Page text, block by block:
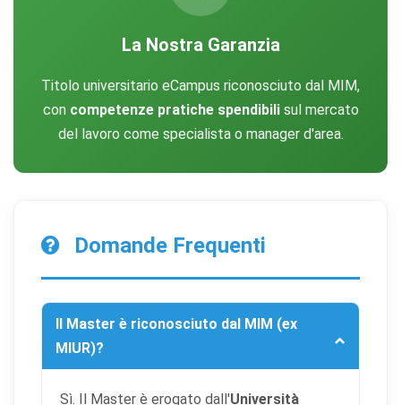
La Nostra Garanzia
Titolo universitario eCampus riconosciuto dal MIM,
con competenze pratiche spendibilisul mercato
del lavoro come specialista o manager d'area.
Domande Frequenti
Il Master è riconosciuto dal MIM (ex
MIUR)?
Sì. Il Master è erogato dall'Università